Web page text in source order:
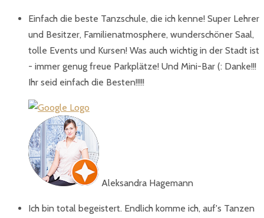
Einfach die beste Tanzschule, die ich kenne! Super Lehrer
und Besitzer, Familienatmosphere, wunderschöner Saal,
tolle Events und Kursen! Was auch wichtig in der Stadt ist
- immer genug freue Parkplätze! Und Mini-Bar (: Danke!!!
Ihr seid einfach die Besten!!!!!
Aleksandra Hagemann
Ich bin total begeistert. Endlich komme ich, auf's Tanzen